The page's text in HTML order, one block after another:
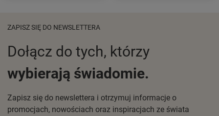
ZAPISZ SIĘ DO NEWSLETTERA
Dołącz do tych, którzy
wybierają świadomie.
Zapisz się do newslettera i otrzymuj informacje o
promocjach, nowościach oraz inspiracjach ze świata